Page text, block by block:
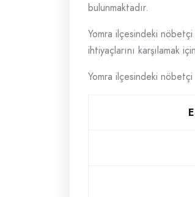
bulunmaktadır.
Yomra ilçesindeki
ihtiyaçlarını karşılamak
Yomra ilçesindeki